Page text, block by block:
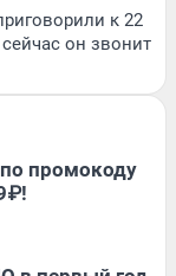
к 22
он звонит
по промокоду